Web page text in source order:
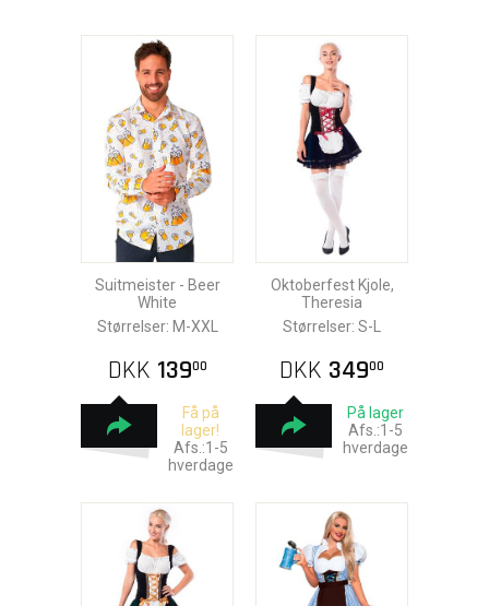
Suitmeister - Beer
White
Størrelser: M-XXL
DKK 13900
Få på
lager!
Afs.:1-5
hverdage
Oktoberfest Kjole,
Theresia
Størrelser: S-L
DKK 34900
På lager
Afs.:1-5
hverdage